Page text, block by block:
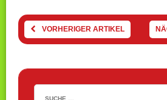
VORHERIGER ARTIKEL